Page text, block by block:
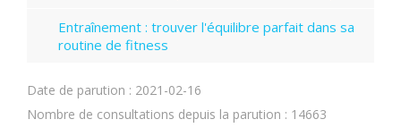
Entraînement : trouver l'équilibre parfait dans sa
routine de fitness
Date de parution : 2021-02-16
Nombre de consultations depuis la parution : 14663